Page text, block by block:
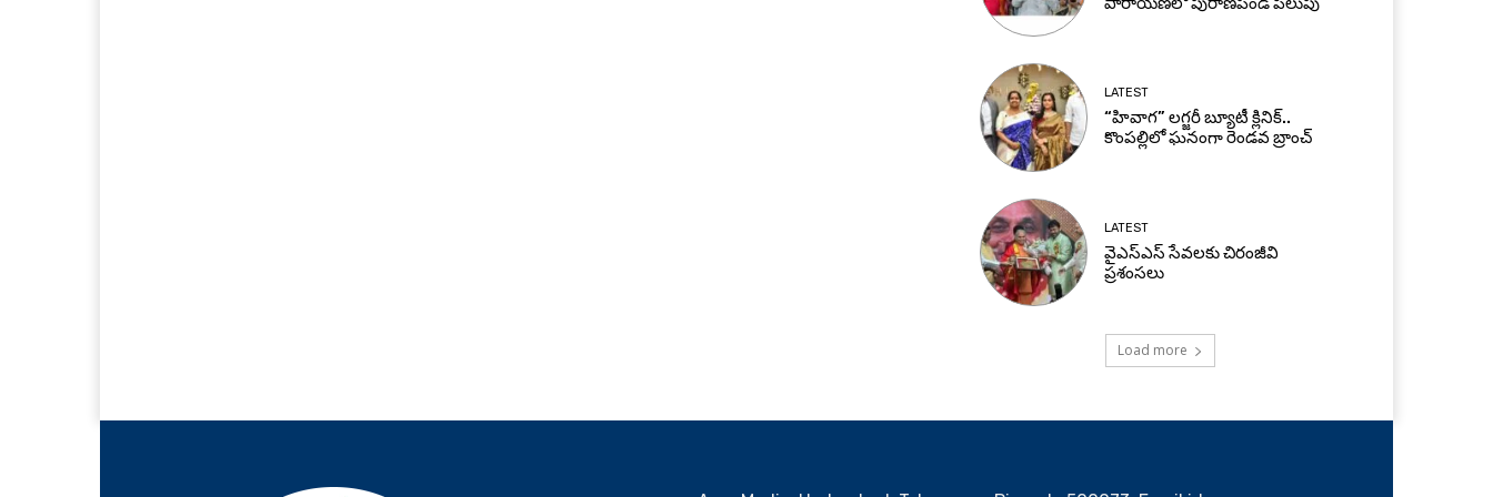
LATEST
“హివాగ” లగ్జరీ బ్యూటీ క్లినిక్..
కొంపల్లిలో ఘనంగా రెండవ బ్రాంచ్
LATEST
వైఎస్ఎస్ సేవలకు చిరంజీవి
ప్రశంసలు
Load more